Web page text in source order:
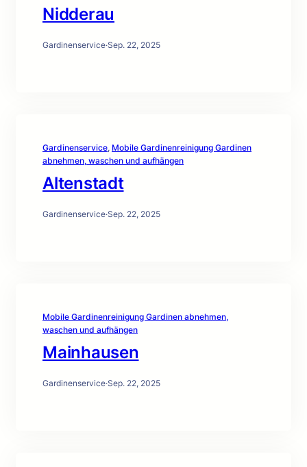
Nidderau
Gardinenservice·Sep. 22, 2025
Gardinenservice, Mobile Gardinenreinigung Gardinen
abnehmen, waschen und aufhängen
Altenstadt
Gardinenservice·Sep. 22, 2025
Mobile Gardinenreinigung Gardinen abnehmen,
waschen und aufhängen
Mainhausen
Gardinenservice·Sep. 22, 2025